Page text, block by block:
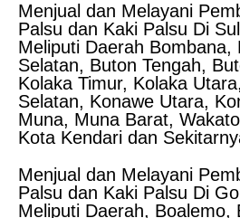
Menjual dan Melayani
Palsu dan Kaki Palsu Di
Meliputi Daerah Bombana,
Selatan, Buton Tengah,
Kolaka Timur, Kolaka
Selatan, Konawe Utara,
Muna, Muna Barat,
Kota Kendari dan
Menjual dan Melayani
Palsu dan Kaki Palsu Di
Meliputi Daerah, Boalemo,